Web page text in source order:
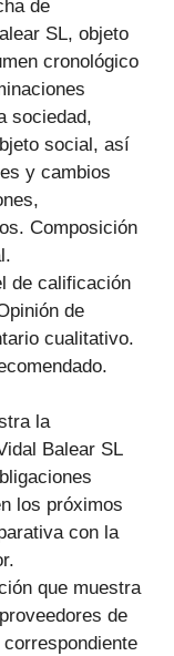
de
SL, objeto
cronológico
sociedad,
social, así
y cambios
Composición
de calificación
de
cualitativo.
la
Balear SL
los próximos
con la
que muestra
de